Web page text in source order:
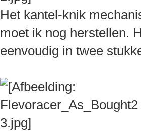
Het kantel-knik
moet ik nog herstellen.
eenvoudig in twee